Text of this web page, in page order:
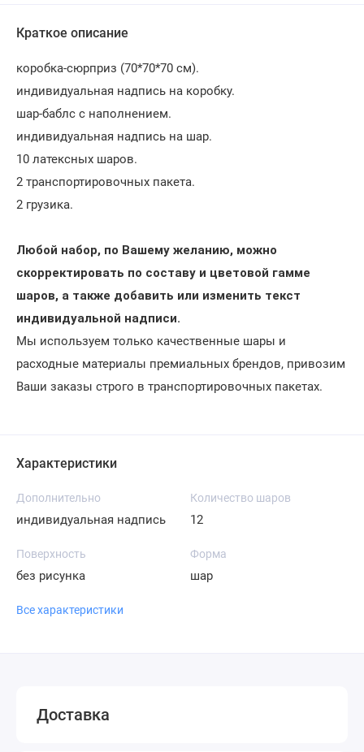
Краткое описание
коробка-сюрприз (70*70*70 см).
индивидуальная надпись на коробку.
шар-баблс с наполнением.
индивидуальная надпись на шар.
10 латексных шаров.
2 транспортировочных пакета.
2 грузика.
Любой набор, по Вашему желанию, можно
скорректировать по составу и цветовой гамме
шаров, а также добавить или изменить текст
индивидуальной надписи.
Мы используем только качественные шары и
расходные материалы премиальных брендов, привозим
Ваши заказы строго в транспортировочных пакетах.
Характеристики
Дополнительно
индивидуальная надпись
Количество шаров
12
Поверхность
без рисунка
Форма
шар
Все характеристики
Доставка